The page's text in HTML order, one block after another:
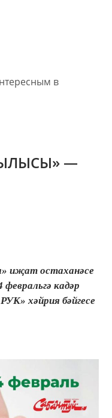
в
—
иҗат остаханәсе
февральгә кадәр
хәйрия бәйгесе